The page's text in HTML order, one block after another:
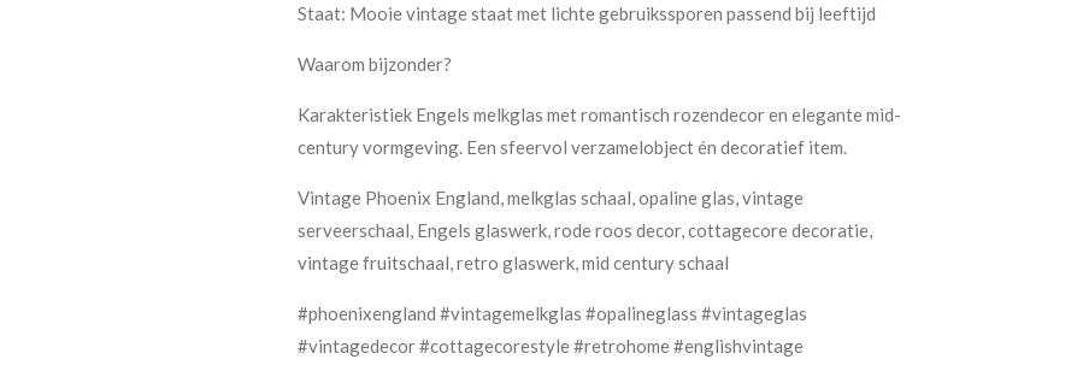
Staat: Mooie vintage staat met lichte gebruikssporen passend bij leeftijd
Waarom bijzonder?
Karakteristiek Engels melkglas met romantisch rozendecor en elegante mid-
century vormgeving. Een sfeervol verzamelobject én decoratief item.
Vintage Phoenix England, melkglas schaal, opaline glas, vintage
serveerschaal, Engels glaswerk, rode roos decor, cottagecore decoratie,
vintage fruitschaal, retro glaswerk, mid century schaal
#phoenixengland #vintagemelkglas #opalineglass #vintageglas
#vintagedecor #cottagecorestyle #retrohome #englishvintage